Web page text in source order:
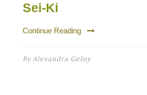
Sei-Ki
Continue Reading
ByAlexandra Gelny